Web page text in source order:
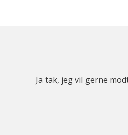
Ja tak, jeg vil gerne